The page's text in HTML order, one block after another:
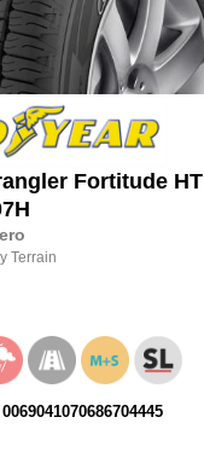
Fortitude HT
Terrain